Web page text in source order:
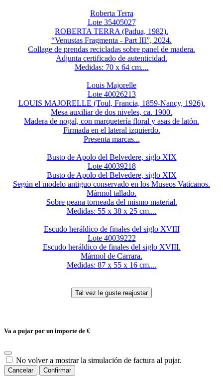
Roberta Terra
Lote 35405027
ROBERTA TERRA (Padua, 1982).
“Venustas Fragmenta - Part III”, 2024.
Collage de prendas recicladas sobre panel de madera.
Adjunta certificado de autenticidad.
Medidas: 70 x 64 cm....
Louis Majorelle
Lote 40026213
LOUIS MAJORELLE (Toul, Francia, 1859-Nancy, 1926).
Mesa auxiliar de dos niveles, ca. 1900.
Madera de nogal, con marquetería floral y asas de latón.
Firmada en el lateral izquierdo.
Presenta marcas...
Busto de Apolo del Belvedere, siglo XIX
Lote 40039218
Busto de Apolo del Belvedere, siglo XIX
Según el modelo antiguo conservado en los Museos Vaticanos.
Mármol tallado.
Sobre peana torneada del mismo material.
Medidas: 55 x 38 x 25 cm....
Escudo heráldico de finales del siglo XVIII
Lote 40039222
Escudo heráldico de finales del siglo XVIII.
Mármol de Carrara.
Medidas: 87 x 55 x 16 cm....
Va a pujar por un importe de €
No volver a mostrar la simulación de factura al pujar.
Cancelar Confirmar